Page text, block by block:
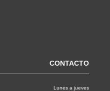
CONTACTO
Lunes a jueves